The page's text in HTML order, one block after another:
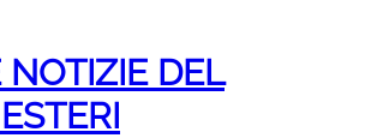
NOTIZIE DEL